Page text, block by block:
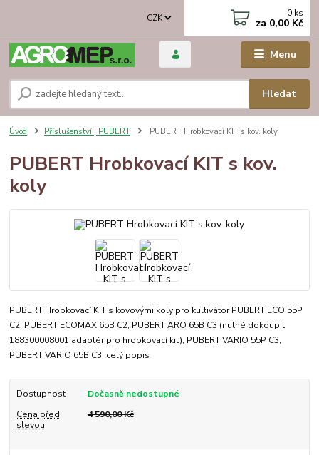
Menu
CZK
Hledat
0 ks
za 0,00 Kč
Úvod Příslušenství | PUBERT PUBERT Hrobkovací KIT s kov. koly
PUBERT Hrobkovací KIT s kov.
koly
PUBERT Hrobkovací KIT s kovovými koly pro kultivátor PUBERT ECO 55P
C2, PUBERT ECOMAX 65B C2, PUBERT ARO 65B C3 (nutné dokoupit
188300008001 adaptér pro hrobkovací kit), PUBERT VARIO 55P C3,
PUBERT VARIO 65B C3. celý popis
Dostupnost
Dočasně nedostupné
Cena před
slevou
4 590,00 Kč